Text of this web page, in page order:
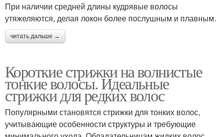
При наличии средней длины кудрявые волосы
утяжеляются, делая локон более послушным и плавным.
читать дальше →
Короткие стрижки на волнистые
тонкие волосы. Идеальные
стрижки для редких волос
Популярными становятся стрижки для тонких волос,
учитывающие особенности структуры и требующие